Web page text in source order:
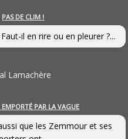
PAS DE CLIM !
il en rire ou en pleurer ?...
Lamachère
PAR LA VAGUE
que les Zemmour et ses